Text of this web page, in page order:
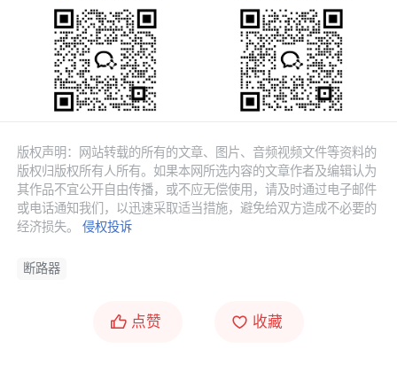
版权声明：网站转载的所有的文章、图片、音频视频文件等资料的
版权归版权所有人所有。如果本网所选内容的文章作者及编辑认为
其作品不宜公开自由传播，或不应无偿使用，请及时通过电子邮件
或电话通知我们，以迅速采取适当措施，避免给双方造成不必要的
经济损失。侵权投诉
断路器
点赞 收藏